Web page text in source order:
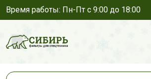
Время работы: Пн-Пт с 9:00 до 18:00